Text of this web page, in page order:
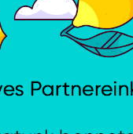
Hétfő:
Csütörtök:
Péntek: